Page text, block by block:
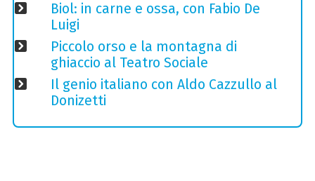
Biol: in carne e ossa, con Fabio De
Luigi
Piccolo orso e la montagna di
ghiaccio al Teatro Sociale
Il genio italiano con Aldo Cazzullo al
Donizetti